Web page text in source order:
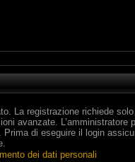
La registrazione richiede
avanzate. L’amministratore
di eseguire il login
dei dati personali